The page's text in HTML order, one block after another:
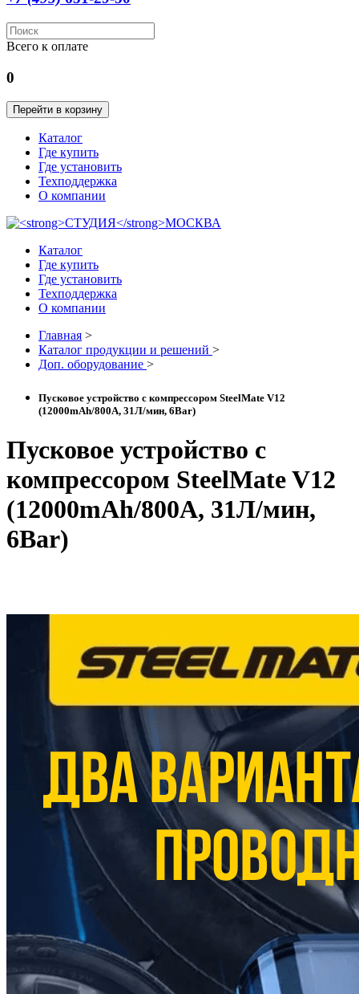
Всего к оплате
0
Перейти в корзину
Каталог
Где купить
Где установить
Техподдержка
О компании
Каталог
Где купить
Где установить
Техподдержка
О компании
Главная >
Каталог продукции и решений >
Доп. оборудование >
Пусковое устройство с компрессором SteelMate V12
(12000mAh/800A, 31Л/мин, 6Bar)
Пусковое устройство с
компрессором SteelMate V12
(12000mAh/800A, 31Л/мин,
6Bar)